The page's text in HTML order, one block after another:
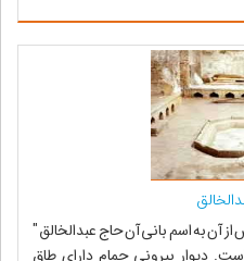
آن به اسم بانی آن حاج عبدالخالق "
دیوار بیرونی حمام دارای طاق